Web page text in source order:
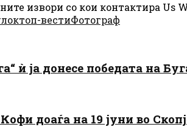
извори со кои контактира Us
топ-вестиФотограф
ѝ ја донесе победата на
доаѓа на 19 јуни во